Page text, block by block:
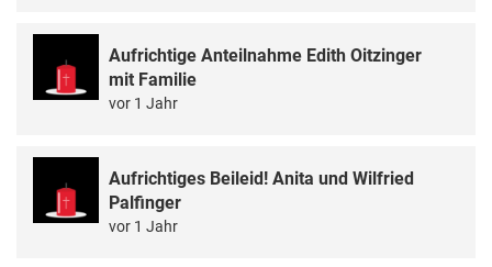
Aufrichtige Anteilnahme Edith Oitzinger
mit Familie
vor 1 Jahr
Aufrichtiges Beileid! Anita und Wilfried
Palfinger
vor 1 Jahr